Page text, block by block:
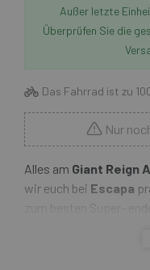
Außer letzte
Überprüfen Sie die
Das Fahrrad ist zu
Nur
Alles am Giant Reign
wir euch bei Escapa
zum besten Super-
(und 180 mm